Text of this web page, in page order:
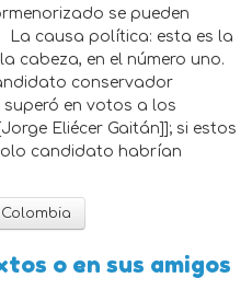
se pueden
causa política: esta es la
cabeza, en el número uno.
conservador
superó en votos a los
Eliécer Gaitán]]; si estos
candidato habrían
o en sus amigos